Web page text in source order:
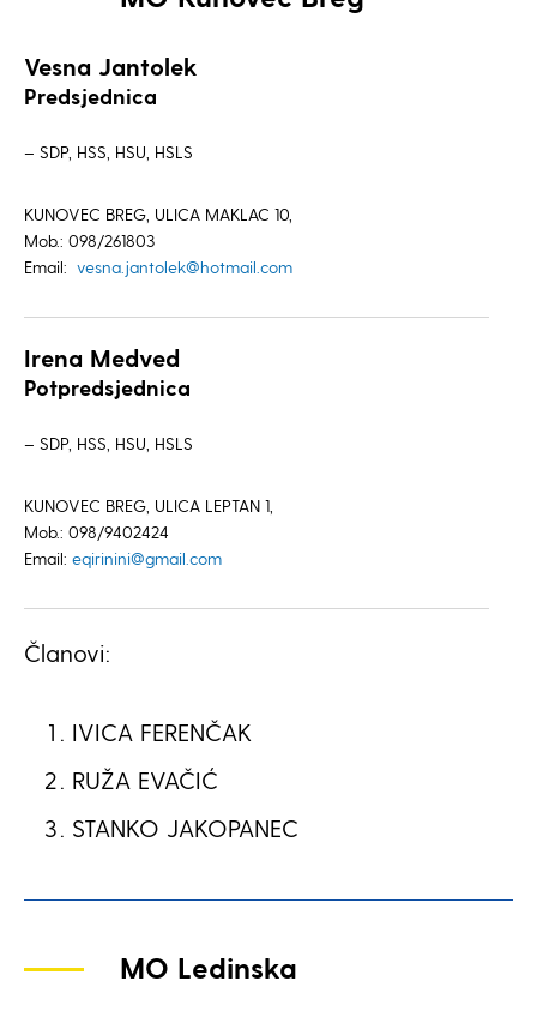
Vesna Jantolek
Predsjednica
– SDP, HSS, HSU, HSLS
KUNOVEC BREG, ULICA MAKLAC 10,
Mob.: 098/261803
Email: vesna.jantolek@hotmail.com
Irena Medved
Potpredsjednica
– SDP, HSS, HSU, HSLS
KUNOVEC BREG, ULICA LEPTAN 1,
Mob.: 098/9402424
Email: eqirinini@gmail.com
Članovi:
IVICA FERENČAK
RUŽA EVAČIĆ
STANKO JAKOPANEC
MO Ledinska